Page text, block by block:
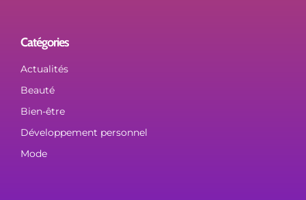
Catégories
Actualités
Beauté
Bien-être
Développement personnel
Mode